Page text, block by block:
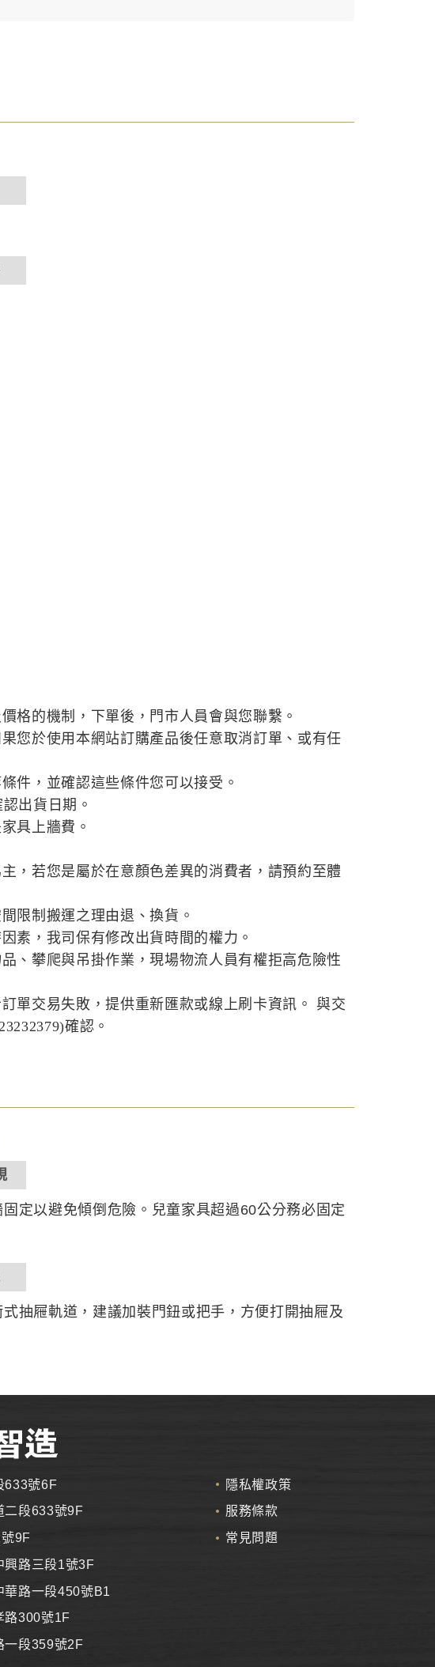
格的機制，下單後，門市人員會與您聯繫。
您於使用本網站訂購產品後任意取消訂單、或有任
件，並確認這些條件您可以接受。
出貨日期。
具上牆費。
，若您是屬於在意顏色差異的消費者，請預約至體
限制搬運之理由退、換貨。
素，我司保有修改出貨時間的權力。
、攀爬與吊掛作業，現場物流人員有權拒高危險性
單交易失敗，提供重新匯款或線上刷卡資訊。 與交
確認。
定以避免傾倒危險。兒童家具超過60公分務必固定
抽屜軌道，建議加裝門鈕或把手，方便打開抽屜及
633號6F
二段633號9F
9F
興路三段1號3F
華路一段450號B1
路300號1F
一段359號2F
隱私權政策
服務條款
常見問題